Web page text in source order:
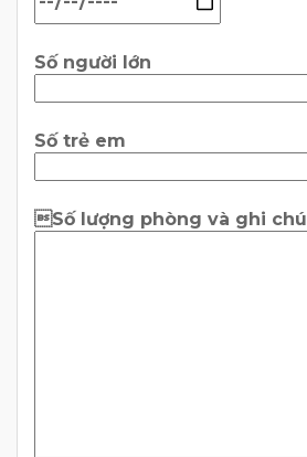
Số người lớn
Số trẻ em
Số lượng phòng và ghi chú